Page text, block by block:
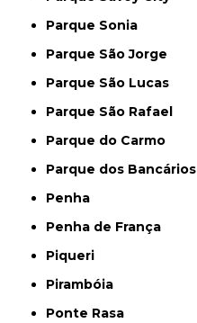
Parque Sonia
Parque São Jorge
Parque São Lucas
Parque São Rafael
Parque do Carmo
Parque dos Bancários
Penha
Penha de França
Piqueri
Pirambóia
Ponte Rasa